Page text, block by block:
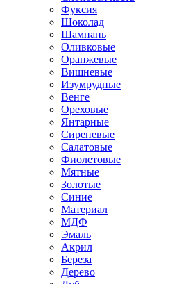
Фуксия
Шоколад
Шампань
Оливковые
Оранжевые
Вишневые
Изумрудные
Венге
Ореховые
Янтарные
Сиреневые
Салатовые
Фиолетовые
Мятные
Золотые
Синие
Материал
МДФ
Эмаль
Акрил
Береза
Дерево